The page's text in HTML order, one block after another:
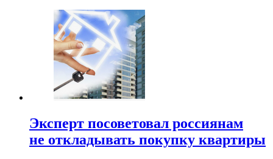
Эксперт посоветовал россиянам
не откладывать покупку квартиры